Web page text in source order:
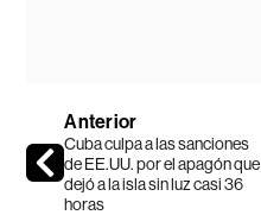
Anterior
Cuba culpa a las sanciones
de EE.UU. por el apagón que
dejó a la isla sin luz casi 36
horas